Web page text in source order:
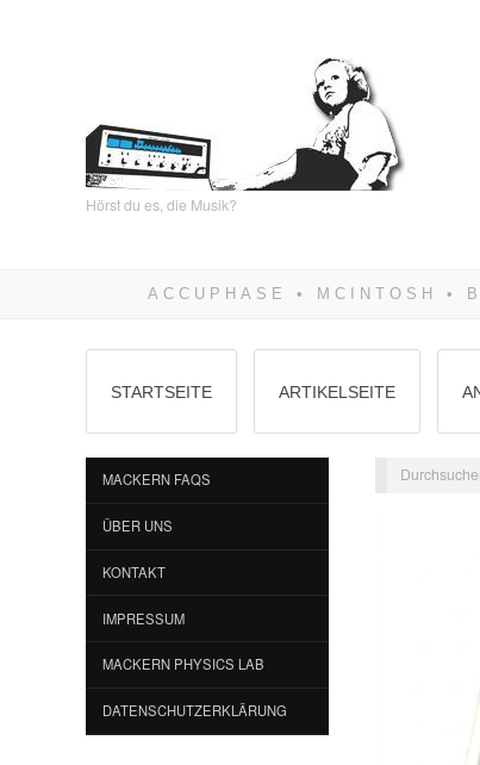
Hörst du es, die Musik?
STARTSEITE ARTIKELSEITE
MACKERN FAQS
ÜBER UNS
KONTAKT
IMPRESSUM
MACKERN PHYSICS LAB
DATENSCHUTZERKLÄRUNG